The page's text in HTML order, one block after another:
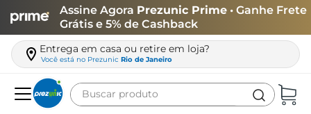
Assine Agora Prezunic Prime • Ganhe Frete
Grátis e 5% de Cashback
Entrega em casa ou retire em loja?
Você está no Prezunic Rio de Janeiro
Buscar produto